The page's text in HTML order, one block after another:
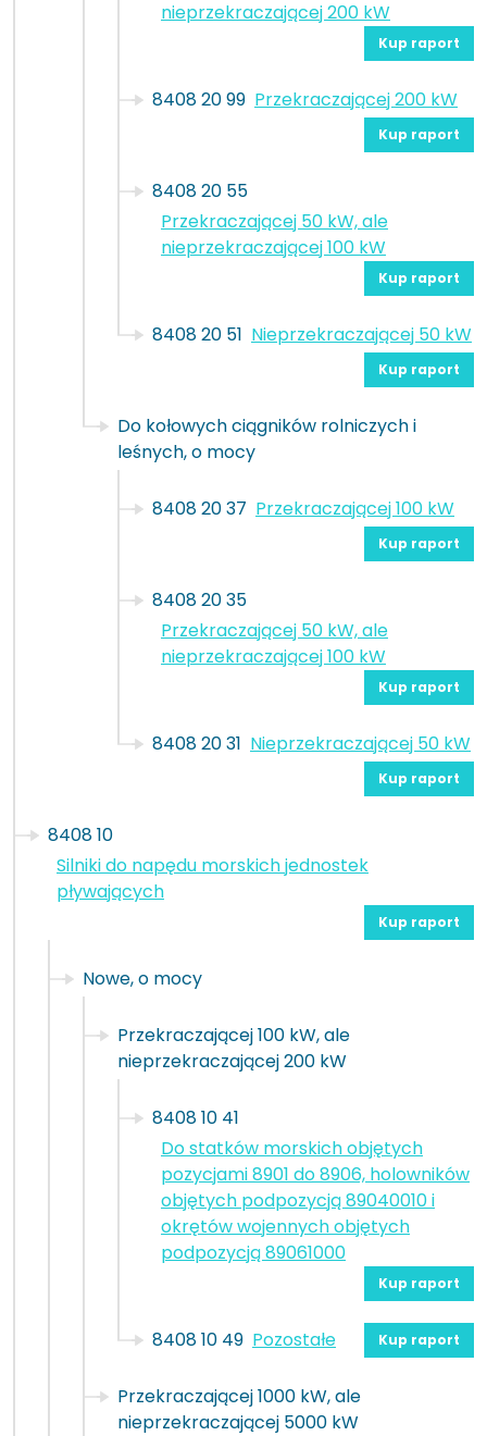
nieprzekraczającej 200 kW
Kup raport
8408 20 99 Przekraczającej 200 kW
Kup raport
8408 20 55
Przekraczającej 50 kW, ale
nieprzekraczającej 100 kW
Kup raport
8408 20 51 Nieprzekraczającej 50 kW
Kup raport
Do kołowych ciągników rolniczych i
leśnych, o mocy
8408 20 37 Przekraczającej 100 kW
Kup raport
8408 20 35
Przekraczającej 50 kW, ale
nieprzekraczającej 100 kW
Kup raport
8408 20 31 Nieprzekraczającej 50 kW
Kup raport
8408 10
Silniki do napędu morskich jednostek
pływających
Kup raport
Nowe, o mocy
Przekraczającej 100 kW, ale
nieprzekraczającej 200 kW
8408 10 41
Do statków morskich objętych
pozycjami 8901 do 8906, holowników
objętych podpozycją 89040010 i
okrętów wojennych objętych
podpozycją 89061000
Kup raport
8408 10 49 Pozostałe Kup raport
Przekraczającej 1000 kW, ale
nieprzekraczającej 5000 kW